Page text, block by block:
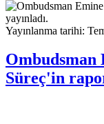
Yayınlanma tarihi:
Ombudsman
Süreç'in